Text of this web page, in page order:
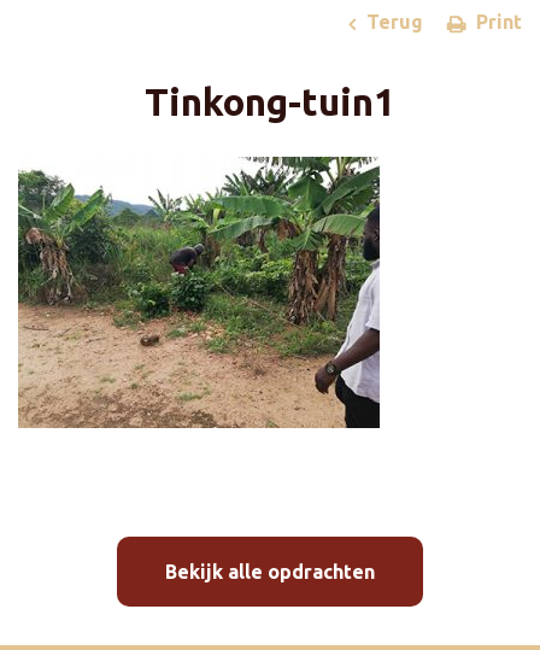
Print
Terug
Tinkong-tuin1
Bekijk alle opdrachten